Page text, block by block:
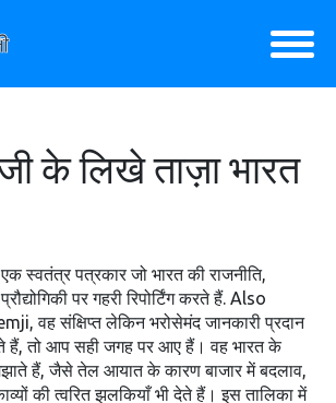
के लिखे ताज़ा भारत
एक स्वतंत्र पत्रकार जो भारत की राजनीति,
पर गहरी रिपोर्टिंग करते हैं. Also
, वह संक्षिप्त लेकिन भरोसेमंद जानकारी प्रदान
हैं, तो आप सही जगह पर आए हैं। वह भारत के
हैं, जैसे तेल आयात के कारण बाजार में बदलाव,
की त्वरित झलकियाँ भी देते हैं। इस तालिका में